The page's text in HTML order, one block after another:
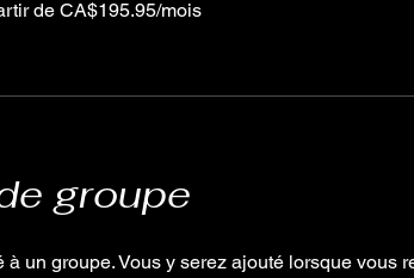
de CA$195.95/mois
groupe
à un groupe. Vous y serez ajouté lorsque vous